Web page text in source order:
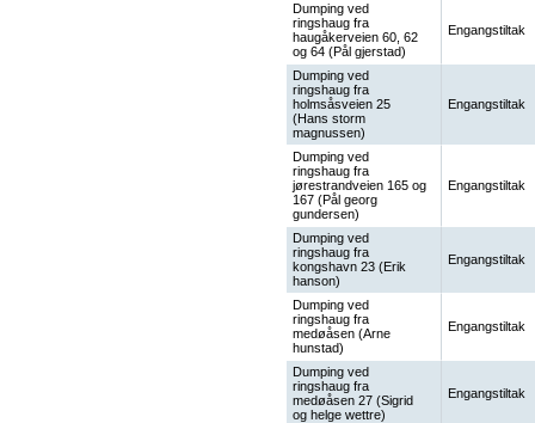
Dumping ved
ringshaug fra
haugåkerveien 60, 62
og 64 (Pål gjerstad)
Engangstiltak
Dumping ved
ringshaug fra
holmsåsveien 25
(Hans storm
magnussen)
Engangstiltak
Dumping ved
ringshaug fra
jørestrandveien 165 og
167 (Pål georg
gundersen)
Engangstiltak
Dumping ved
ringshaug fra
kongshavn 23 (Erik
hanson)
Engangstiltak
Dumping ved
ringshaug fra
medøåsen (Arne
hunstad)
Engangstiltak
Dumping ved
ringshaug fra
medøåsen 27 (Sigrid
og helge wettre)
Engangstiltak